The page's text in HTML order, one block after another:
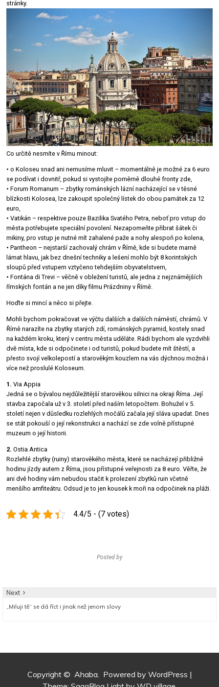
stránky.
Co určitě nesmíte v Římu minout:
• o Koloseu snad ani nemusíme mluvit – momentálně je možné za 6 euro
se podívat i dovnitř, pokud si vystojíte poměrně dlouhé fronty zde,
• Forum Romanum – zbytky románských lázní nacházející se v těsné
blízkosti Kolosea, lze zakoupit společný lístek do obou památek za 12
euro,
• Vatikán – respektive pouze Bazilika Svatého Petra, neboť pro vstup do
města potřebujete speciální povolení. Nezapomeňte přibrat šátek či
mikiny, pro vstup je nutné mít zahalené paže a nohy alespoň po kolena,
• Pantheon – nejstarší zachovalý chrám v Římě, kde si budete marně
lámat hlavu, jak bez dnešní techniky a lešení mohlo být 8 korintských
sloupů před vstupem vztyčeno tehdejším obyvatelstvem,
• Fontána di Trevi – věčně v obležení turistů, ale jedna z nejznámějších
římských fontán a ne jen díky filmu Prázdniny v Římě.
Hoďte si mincí a něco si přejte.
Mohli bychom pokračovat ve výčtu dalších a dalších náměstí, chrámů. V
Římě narazíte na zbytky starých zdí, románských pyramid, kostely snad
na každém kroku, který v centru města uděláte. Rádi bychom ale vyzdvihli
dvě místa, kde si odpočinete i od turistů, pokud budete mít štěstí, a
přesto svojí velkolepostí a starověkým kouzlem na vás dýchnou možná i
více než proslulé Koloseum.
1. Via Appia
Jedná se o bývalou nejdůležitější starověkou silnici na okraji Říma. Její
stavba započala už v 3. století před naším letopočtem. Bohužel v 5.
století nejen v důsledku rozlehlých močálů začala její sláva upadat. Dnes
se stát pokouší o její rekonstrukci a nachází se zde volně přístupné
muzeum o její historii.
2. Ostia Antica
Rozlehlé zbytky (ruiny) starověkého města, které se nacházejí přibližně
hodinu jízdy autem z Říma, jsou přístupné veřejnosti za 8 euro. Věřte, že
ani dvě hodiny vám nebudou stačit k prolezení zbytků ruin včetně
menšího amfiteátru. Odsud je to jen kousek k moři na odpočinek na pláži.
4.4/5 - (7 votes)
Posted by
Navigace
pro
Next
Next
„Miluji tě“ se dá říct i jinak než jenom slovy
Copyright © Ahaba. Powered by WordPress |